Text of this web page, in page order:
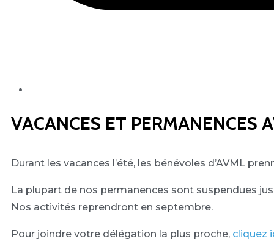
VACANCES ET PERMANENCES
Durant les vacances l’été, les bénévoles d’AVML
La plupart de nos permanences sont suspendues
Nos activités reprendront en septembre.
Pour joindre votre délégation la plus proche, cliquez